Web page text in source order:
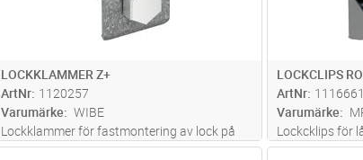
LOCKKLAMMER Z+
ArtNr 1120257
Varumärke
WIBE
Lockklammer för fastmontering av lock på
profilfäste 37
LOCKCLIPS
ArtNr 1116661
Varumärke
Lockcklips för
Anpassad för